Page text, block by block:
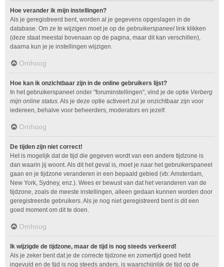
Hoe verander ik mijn instellingen?
Als je geregistreerd bent, worden al je gegevens opgeslagen in de
database. Om ze te wijzigen moet je op de gebruikerspaneel link klikken
(deze staat meestal bovenaan op de pagina, maar dit kan verschillen),
daarna kun je je instellingen wijzigen.
Omhoog
Hoe kan ik onzichtbaar zijn in de online gebruikers lijst?
In het gebruikerspaneel onder "foruminstellingen", vind je de optie Verberg
mijn online status. Als je deze optie activeert zul je onzichtbaar zijn voor
iedereen, behalve voor beheerders, moderators en jezelf.
Omhoog
De tijden zijn niet correct!
Het is mogelijk dat de tijd die gegeven wordt van een andere tijdzone is
dan waarin jij woont. Als dit het geval is, moet je naar het gebruikerspaneel
gaan en je tijdzone veranderen in een bepaald gebied (vb: Amsterdam,
New York, Sydney, enz.). Wees er bewust van dat het veranderen van de
tijdzone, zoals de meeste instellingen, alleen gedaan kunnen worden door
geregistreerde gebruikers. Als je nog niet geregistreerd bent is dit een
goed moment om dit te doen.
Omhoog
Ik wijzigde de tijdzone, maar de tijd is nog steeds verkeerd!
Als je zeker bent dat je de correcte tijdzone en zomertijd goed hebt
ingevuld en de tijd is nog steeds anders, is waarschijnlijk de tijd op de